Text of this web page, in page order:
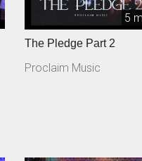
5
The Pledge Part 2
Proclaim Music